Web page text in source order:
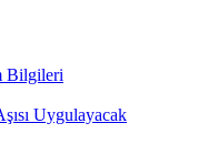
Bilgileri
Uygulayacak